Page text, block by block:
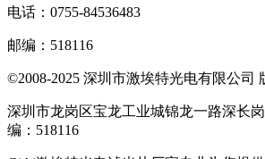
电话：0755-84536483
邮编：518116
©2008-2025 深圳市激埃特光电有限公司
深圳市龙岗区宝龙工业城锦龙一路深长
编：518116